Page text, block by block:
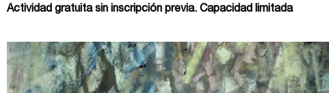
Actividad gratuita sin inscripción previa. Capacidad limitada